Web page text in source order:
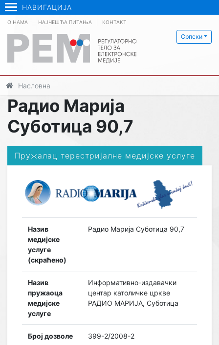
НАВИГАЦИЈА
Српски
О НАМА НАЈЧЕШЋА ПИТАЊА КОНТАКТ
Насловна
Радио Марија
Суботица 90,7
Пружалац терестријалне медијске услуге
Назив
медијске
услуге
(скраћено)
Радио Марија Суботица 90,7
Назив
пружаоца
медијске
услуге
Информативно-издавачки
центар католичке цркве
РАДИО МАРИЈА, Суботица
Број дозволе 399-2/2008-2